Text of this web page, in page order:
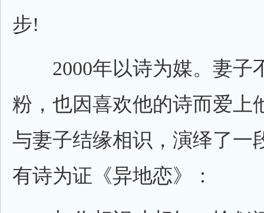
步!
2000年以诗为媒。妻子
粉，也因喜欢他的诗而爱上
与妻子结缘相识，演绎了一
有诗为证《异地恋》：